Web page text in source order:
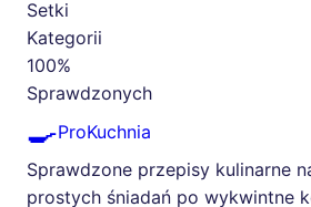
Setki
Kategorii
100%
Sprawdzonych
🍳ProKuchnia
Sprawdzone przepisy kulinarne
prostych śniadań po wykwintne